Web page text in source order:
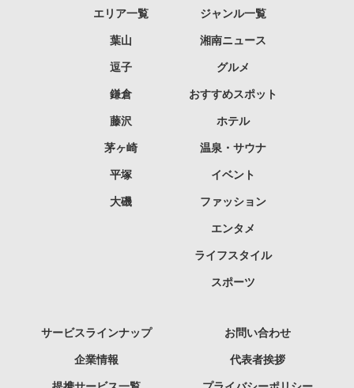
エリア一覧
葉山
逗子
鎌倉
藤沢
茅ヶ崎
平塚
大磯
ジャンル一覧
湘南ニュース
グルメ
おすすめスポット
ホテル
温泉・サウナ
イベント
ファッション
エンタメ
ライフスタイル
スポーツ
サービスラインナップ お問い合わせ
企業情報 代表者挨拶